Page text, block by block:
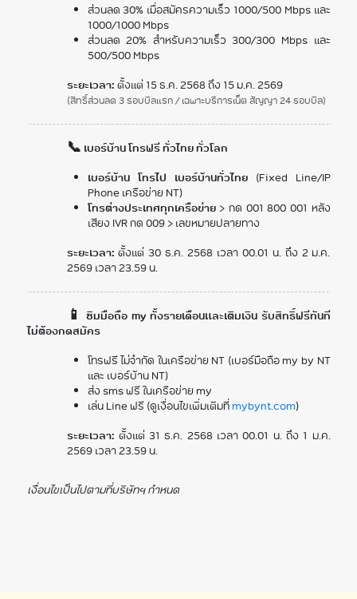
ส่วนลด 30% เมื่อสมัครความเร็ว 1000/500 Mbps และ
1000/1000 Mbps
ส่วนลด 20% สำหรับความเร็ว 300/300 Mbps และ
500/500 Mbps
ระยะเวลา:ตั้งแต่ 15 ธ.ค. 2568 ถึง 15 ม.ค. 2569
(สิทธิ์ส่วนลด 3 รอบบิลแรก / เฉพาะบริการเน็ต สัญญา 24 รอบบิล)
📞 เบอร์บ้าน โทรฟรี ทั่วไทย ทั่วโลก
เบอร์บ้าน โทรไป เบอร์บ้านทั่วไทย(Fixed Line/IP
Phone เครือข่าย NT)
โทรต่างประเทศทุกเครือข่าย> กด 001 800 001 หลัง
เสียง IVR กด 009 > เลขหมายปลายทาง
ระยะเวลา: ตั้งแต่ 30 ธ.ค. 2568 เวลา 00.01 น. ถึง 2 ม.ค.
2569 เวลา 23.59 น.
📱 ซิมมือถือ my ทั้งรายเดือนและเติมเงิน รับสิทธิ์ฟรีทันที
ไม่ต้องกดสมัคร
โทรฟรี ไม่จำกัด ในเครือข่าย NT (เบอร์มือถือ my by NT
และ เบอร์บ้าน NT)
ส่ง sms ฟรี ในเครือข่าย my
เล่น Line ฟรี (ดูเงื่อนไขเพิ่มเติมที่mybynt.com)
ระยะเวลา: ตั้งแต่ 31 ธ.ค. 2568 เวลา 00.01 น. ถึง 1 ม.ค.
2569 เวลา 23.59 น.
เงื่อนไขเป็นไปตามที่บริษัทฯ กำหนด